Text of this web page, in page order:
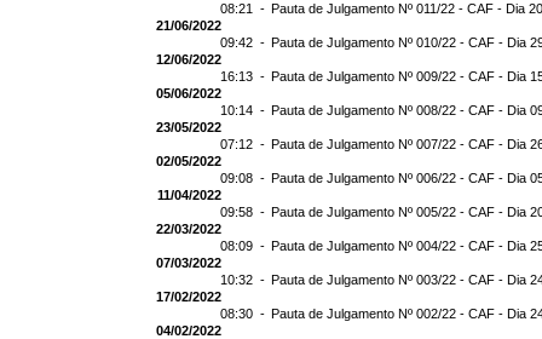
08:21 - Pauta de Julgamento Nº 011/22 - CAF - Dia
21/06/2022
09:42 - Pauta de Julgamento Nº 010/22 - CAF - Dia
12/06/2022
16:13 - Pauta de Julgamento Nº 009/22 - CAF - Dia
05/06/2022
10:14 - Pauta de Julgamento Nº 008/22 - CAF - Dia
23/05/2022
07:12 - Pauta de Julgamento Nº 007/22 - CAF - Dia
02/05/2022
09:08 - Pauta de Julgamento Nº 006/22 - CAF - Dia
11/04/2022
09:58 - Pauta de Julgamento Nº 005/22 - CAF - Dia
22/03/2022
08:09 - Pauta de Julgamento Nº 004/22 - CAF - Dia
07/03/2022
10:32 - Pauta de Julgamento Nº 003/22 - CAF - Dia
17/02/2022
08:30 - Pauta de Julgamento Nº 002/22 - CAF - Dia
04/02/2022